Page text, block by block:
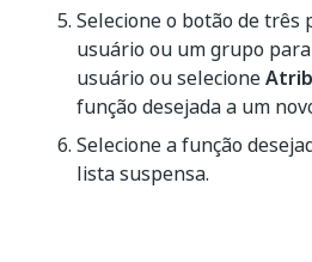
Selecione o botão de três
usuário ou um grupo
usuário ou selecione
função desejada a um
Selecione a função
lista suspensa.